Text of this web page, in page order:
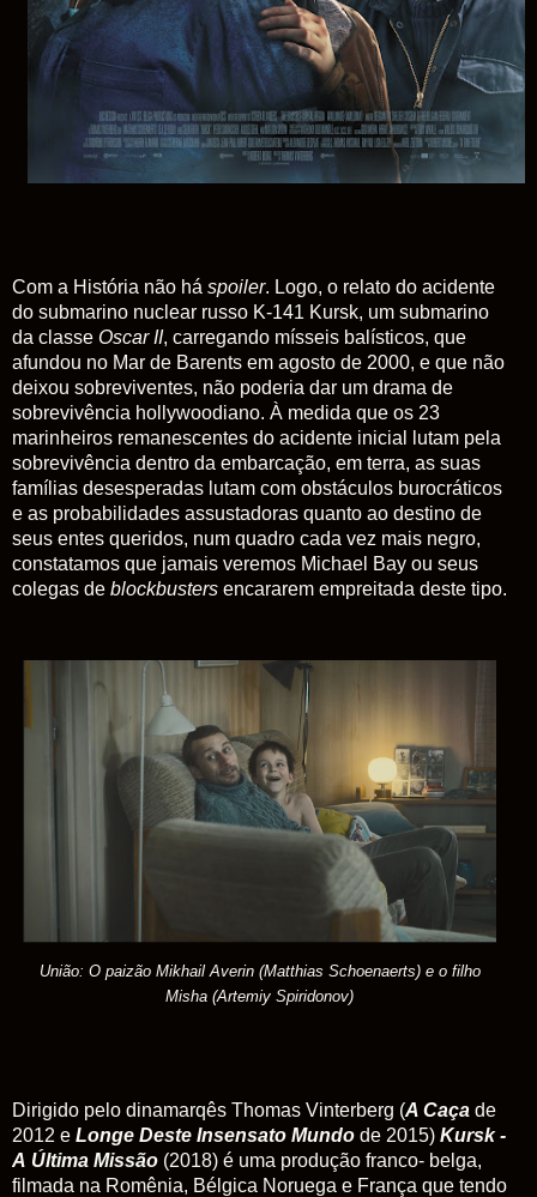
Com a História não há spoiler. Logo, o relato do acidente
do submarino nuclear russo K-141 Kursk, um submarino
da classe Oscar II, carregando mísseis balísticos, que
afundou no Mar de Barents em agosto de 2000, e que não
deixou sobreviventes, não poderia dar um drama de
sobrevivência hollywoodiano. À medida que os 23
marinheiros remanescentes do acidente inicial lutam pela
sobrevivência dentro da embarcação, em terra, as suas
famílias desesperadas lutam com obstáculos burocráticos
e as probabilidades assustadoras quanto ao destino de
seus entes queridos, num quadro cada vez mais negro,
constatamos que jamais veremos Michael Bay ou seus
colegas de blockbusters encararem empreitada deste tipo.
União: O paizão Mikhail Averin (Matthias Schoenaerts) e o filho
Misha (Artemiy Spiridonov)
Dirigido pelo dinamarqês Thomas Vinterberg (A Caça de
2012 e Longe Deste Insensato Mundo de 2015) Kursk-
A Última Missão (2018) é uma produção franco- belga,
filmada na Romênia, Bélgica Noruega e França que tendo